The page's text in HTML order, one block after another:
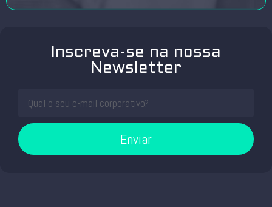
Inscreva-se na nossa
Newsletter
Enviar